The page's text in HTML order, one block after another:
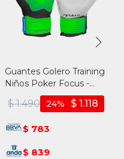
Guantes Golero Training
Niños Poker Focus -
Verde-azul
$ 1.490 $ 1.118
24
$ 783
$ 839